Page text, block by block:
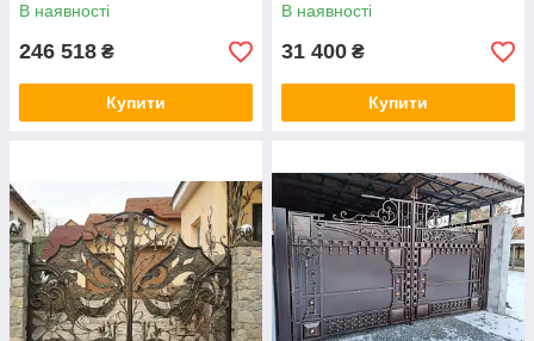
В наявності
246 518 ₴
Купити
В наявності
31 400 ₴
Купити